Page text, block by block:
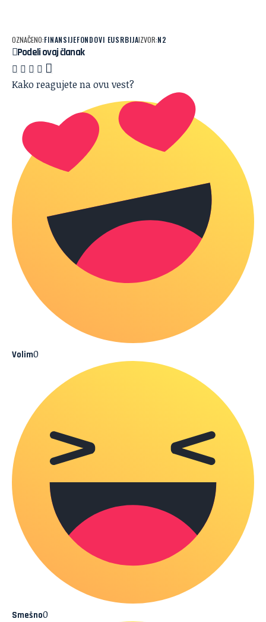
OZNAČENO:FINANSIJEFONDOVI EUSRBIJAIZVOR:N2
Podeli ovaj članak
Kako reagujete na ovu vest?
Volim0
Smešno0